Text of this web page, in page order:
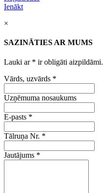
Ienākt
×
SAZINĀTIES AR MUMS
Lauki ar * ir obligāti aizpildāmi.
Vārds, uzvārds *
Uzņēmuma nosaukums
E-pasts *
Tālruņa Nr. *
Jautājums *